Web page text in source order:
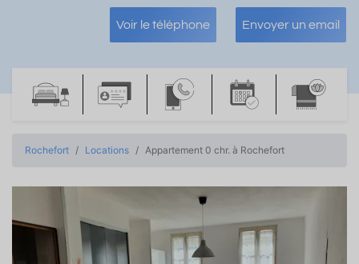
Voir le téléphone Envoyer un email
Rochefort Locations Appartement 0 chr. à Rochefort